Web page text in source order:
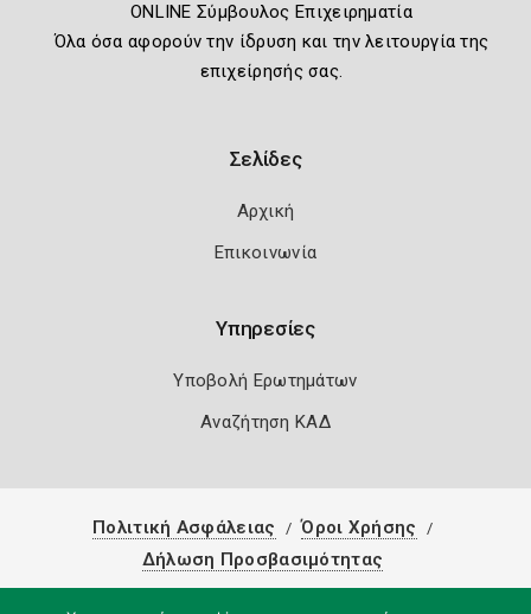
ONLINE Σύμβουλος Επιχειρηματία
Όλα όσα αφορούν την ίδρυση και την λειτουργία της
επιχείρησής σας.
Σελίδες
Αρχική
Επικοινωνία
Υπηρεσίες
Υποβολή Ερωτημάτων
Αναζήτηση ΚΑΔ
Πολιτική Ασφάλειας
Όροι Χρήσης
Δήλωση Προσβασιμότητας